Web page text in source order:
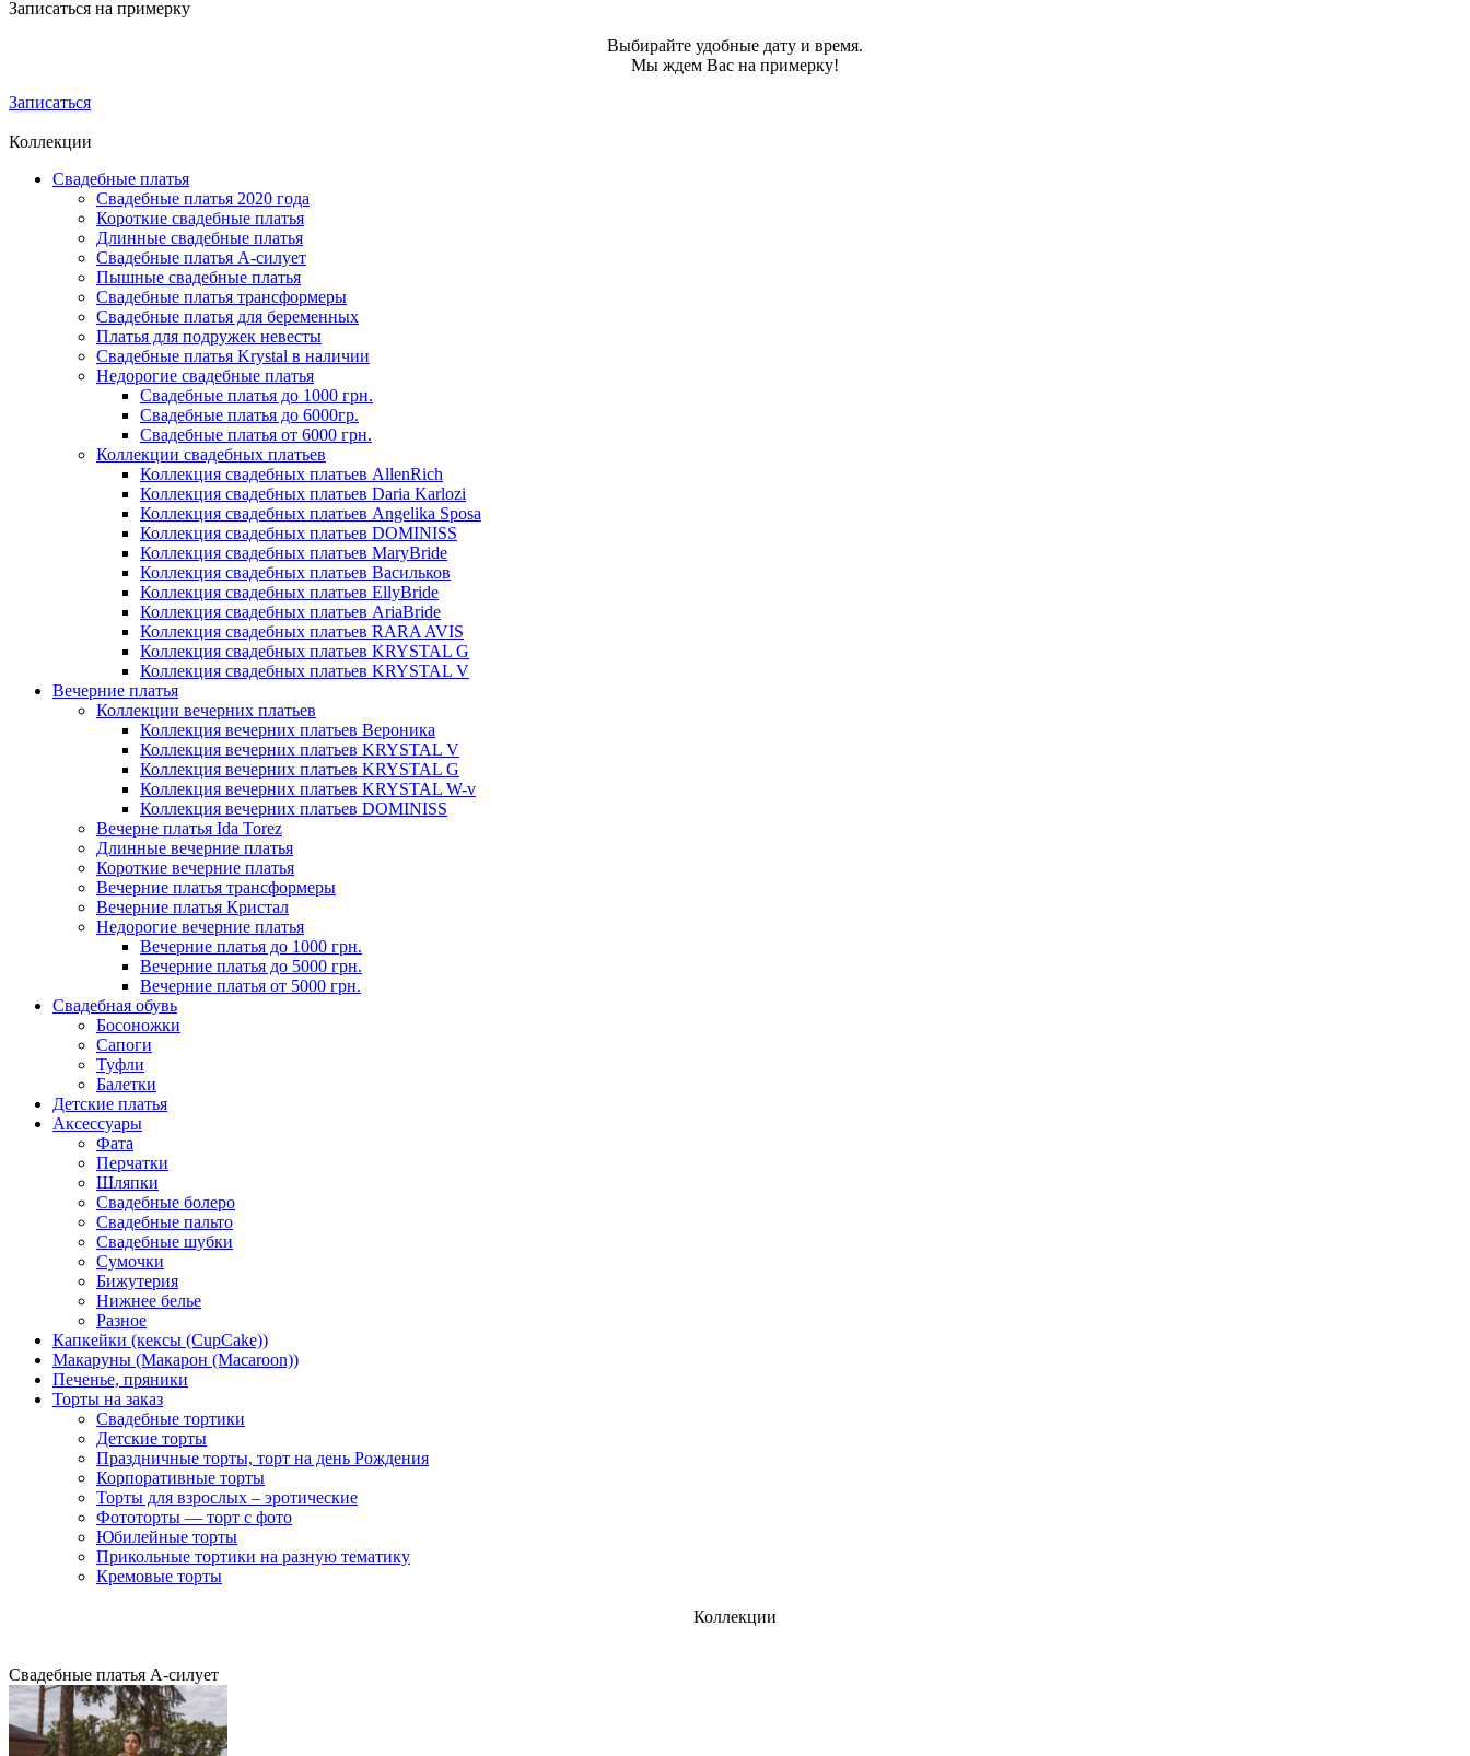
Записаться на примерку
Выбирайте удобные дату и время.
Мы ждем Вас на примерку!
Записаться
Коллекции
Свадебные платья
Свадебные платья 2020 года
Короткие свадебные платья
Длинные свадебные платья
Свадебные платья А-силует
Пышные свадебные платья
Свадебные платья трансформеры
Свадебные платья для беременных
Платья для подружек невесты
Свадебные платья Krystal в наличии
Недорогие свадебные платья
Свадебные платья до 1000 грн.
Свадебные платья до 6000гр.
Свадебные платья от 6000 грн.
Коллекции свадебных платьев
Коллекция свадебных платьев AllenRich
Коллекция свадебных платьев Daria Karlozi
Коллекция свадебных платьев Angelika Sposa
Коллекция свадебных платьев DOMINISS
Коллекция свадебных платьев MaryBride
Коллекция свадебных платьев Васильков
Коллекция свадебных платьев EllyBride
Коллекция свадебных платьев AriaBride
Коллекция свадебных платьев RARA AVIS
Коллекция свадебных платьев KRYSTAL G
Коллекция свадебных платьев KRYSTAL V
Вечерние платья
Коллекции вечерних платьев
Коллекция вечерних платьев Вероника
Коллекция вечерних платьев KRYSTAL V
Коллекция вечерних платьев KRYSTAL G
Коллекция вечерних платьев KRYSTAL W-v
Коллекция вечерних платьев DOMINISS
Вечерне платья Ida Torez
Длинные вечерние платья
Короткие вечерние платья
Вечерние платья трансформеры
Вечерние платья Кристал
Недорогие вечерние платья
Вечерние платья до 1000 грн.
Вечерние платья до 5000 грн.
Вечерние платья от 5000 грн.
Свадебная обувь
Босоножки
Сапоги
Туфли
Балетки
Детские платья
Аксессуары
Фата
Перчатки
Шляпки
Свадебные болеро
Свадебные пальто
Свадебные шубки
Сумочки
Бижутерия
Нижнее белье
Разное
Капкейки (кексы (CupCake))
Макаруны (Макарон (Мacaroon))
Печенье, пряники
Торты на заказ
Свадебные тортики
Детские торты
Праздничные торты, торт на день Рождения
Корпоративные торты
Торты для взрослых – эротические
Фототорты — торт с фото
Юбилейные торты
Прикольные тортики на разную тематику
Кремовые торты
Коллекции
Свадебные платья А-силует